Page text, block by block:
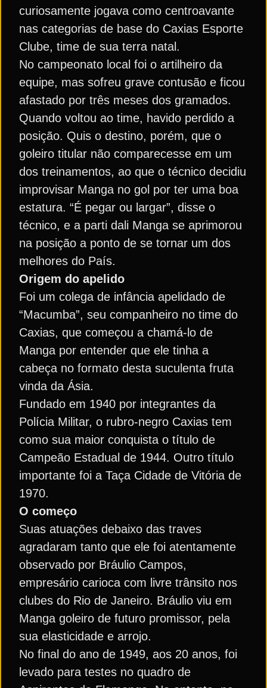
curiosamente jogava como centroavante
nas categorias de base do Caxias Esporte
Clube, time de sua terra natal.
No campeonato local foi o artilheiro da
equipe, mas sofreu grave contusão e ficou
afastado por três meses dos gramados.
Quando voltou ao time, havido perdido a
posição. Quis o destino, porém, que o
goleiro titular não comparecesse em um
dos treinamentos, ao que o técnico decidiu
improvisar Manga no gol por ter uma boa
estatura. “É pegar ou largar”, disse o
técnico, e a parti dali Manga se aprimorou
na posição a ponto de se tornar um dos
melhores do País.
Origem do apelido
Foi um colega de infância apelidado de
“Macumba”, seu companheiro no time do
Caxias, que começou a chamá-lo de
Manga por entender que ele tinha a
cabeça no formato desta suculenta fruta
vinda da Ásia.
Fundado em 1940 por integrantes da
Polícia Militar, o rubro-negro Caxias tem
como sua maior conquista o título de
Campeão Estadual de 1944. Outro título
importante foi a Taça Cidade de Vitória de
1970.
O começo
Suas atuações debaixo das traves
agradaram tanto que ele foi atentamente
observado por Bráulio Campos,
empresário carioca com livre trânsito nos
clubes do Rio de Janeiro. Bráulio viu em
Manga goleiro de futuro promissor, pela
sua elasticidade e arrojo.
No final do ano de 1949, aos 20 anos, foi
levado para testes no quadro de